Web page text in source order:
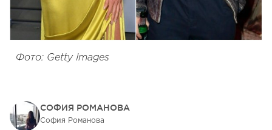
Фото: Getty Images
СОФИЯ РОМАНОВА
София Романова